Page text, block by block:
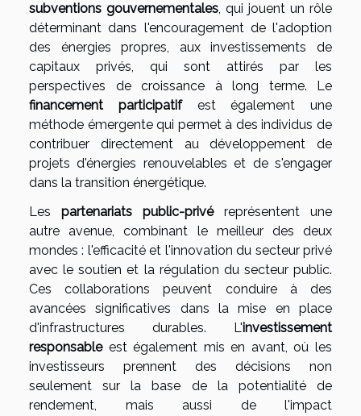
subventions gouvernementales, qui jouent un rôle
déterminant dans l'encouragement de l'adoption
des énergies propres, aux investissements de
capitaux privés, qui sont attirés par les
perspectives de croissance à long terme. Le
financement participatifest également une
méthode émergente qui permet à des individus de
contribuer directement au développement de
projets d'énergies renouvelables et de s'engager
dans la transition énergétique.
Les partenariats public-privéreprésentent une
autre avenue, combinant le meilleur des deux
mondes : l'efficacité et l'innovation du secteur privé
avec le soutien et la régulation du secteur public.
Ces collaborations peuvent conduire à des
avancées significatives dans la mise en place
d'infrastructures durables. L'investissement
responsableest également mis en avant, où les
investisseurs prennent des décisions non
seulement sur la base de la potentialité de
rendement, mais aussi de l'impact